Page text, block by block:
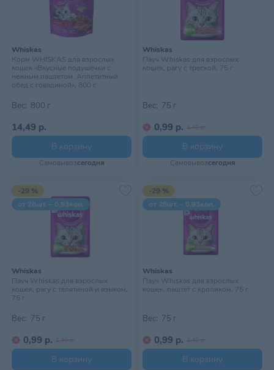
Whiskas
Корм WHISKAS для взрослых
кошек «Вкусные подушечки с
нежным паштетом. Аппетитный
обед с говядиной», 800 г.
Вес: 800 г
14,49 р.
В корзину
Самовывозсегодня
Whiskas
Пауч Whiskas для взрослых
кошек, рагу с треской, 75 г
Вес: 75 г
0,99 р. 1,40 р.
В корзину
Самовывозсегодня
-29 %
от 28шт. – 0,93коп.
Whiskas
Пауч Whiskas для взрослых
кошек, рагу с телятиной и языком,
75 г
Вес: 75 г
0,99 р. 1,40 р.
В корзину
-29 %
от 28шт. – 0,93коп.
Whiskas
Пауч Whiskas для взрослых
кошек, паштет с кроликом, 75 г
Вес: 75 г
0,99 р. 1,40 р.
В корзину